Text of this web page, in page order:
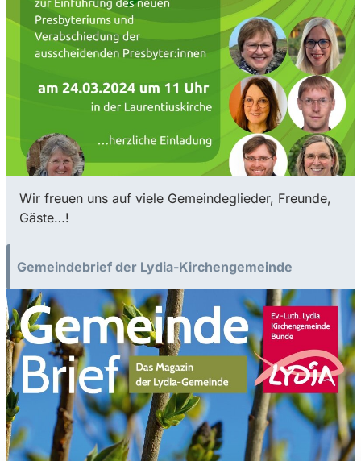
Wir freuen uns auf viele Gemeindeglieder, Freunde,
Gäste…!
Gemeindebrief der Lydia-Kirchengemeinde